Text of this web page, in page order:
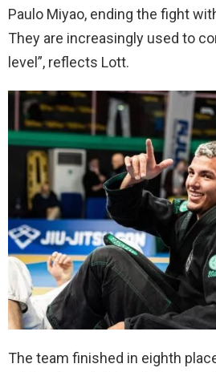
Paulo Miyao, ending the fight
They are increasingly used to
level”, reflects Lott.
The team finished in eighth